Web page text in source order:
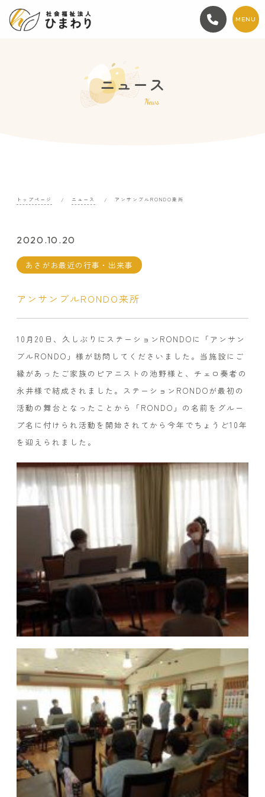
MENU
ニュース
News
トップページ ニュース アンサンブルRONDO来所
2020.10.20
あさがお最近の行事・出来事
アンサンブルRONDO来所
10月20日、久しぶりにステーションRONDOに「アンサン
ブルRONDO」様が訪問してくださいました。当施設にご
縁があったご家族のピアニストの池野様と、チェロ奏者の
永井様で結成されました。ステーションRONDOが最初の
活動の舞台となったことから「RONDO」の名前をグルー
プ名に付けられ活動を開始されてから今年でちょうど10年
を迎えられました。